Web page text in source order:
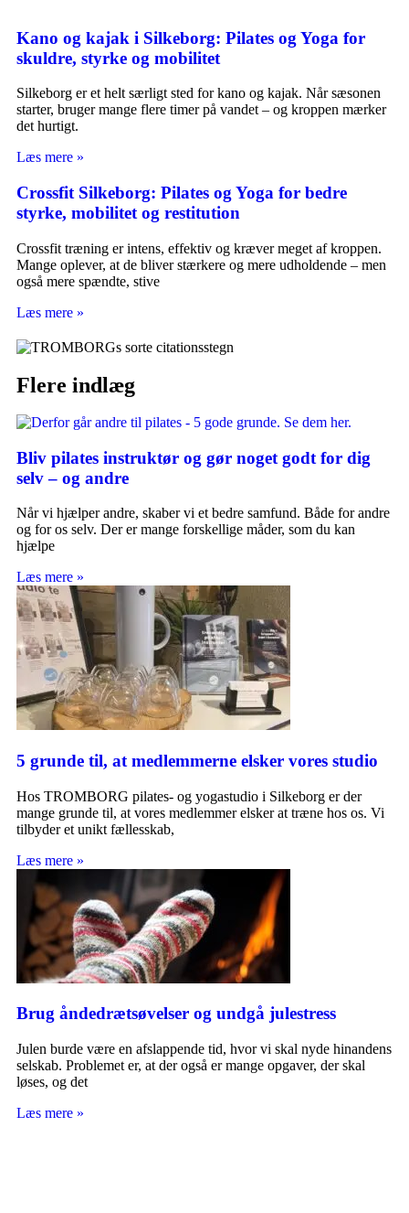
Kano og kajak i Silkeborg: Pilates og Yoga for
skuldre, styrke og mobilitet
Silkeborg er et helt særligt sted for kano og kajak. Når sæsonen
starter, bruger mange flere timer på vandet – og kroppen mærker
det hurtigt.
Læs mere »
Crossfit Silkeborg: Pilates og Yoga for bedre
styrke, mobilitet og restitution
Crossfit træning er intens, effektiv og kræver meget af kroppen.
Mange oplever, at de bliver stærkere og mere udholdende – men
også mere spændte, stive
Læs mere »
Flere indlæg
Bliv pilates instruktør og gør noget godt for dig
selv – og andre
Når vi hjælper andre, skaber vi et bedre samfund. Både for andre
og for os selv. Der er mange forskellige måder, som du kan
hjælpe
Læs mere »
5 grunde til, at medlemmerne elsker vores studio
Hos TROMBORG pilates- og yogastudio i Silkeborg er der
mange grunde til, at vores medlemmer elsker at træne hos os. Vi
tilbyder et unikt fællesskab,
Læs mere »
Brug åndedrætsøvelser og undgå julestress
Julen burde være en afslappende tid, hvor vi skal nyde hinandens
selskab. Problemet er, at der også er mange opgaver, der skal
løses, og det
Læs mere »